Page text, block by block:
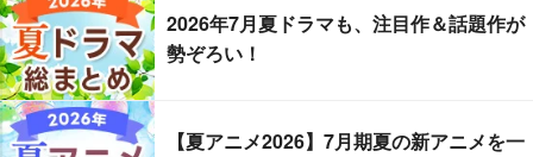
2026年7月夏ドラマも、注目作＆話題作が
勢ぞろい！
【夏アニメ2026】7月期夏の新アニメを一